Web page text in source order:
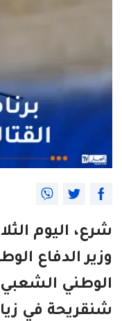
شرع، اليوم
وزير الدفاع
الوطني
شنقريحة في